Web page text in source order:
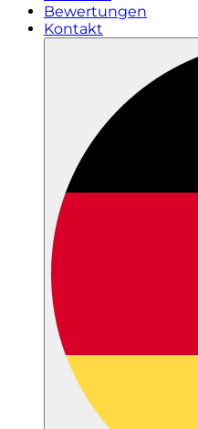
Bewertungen
Kontakt